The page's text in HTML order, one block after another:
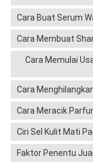
Cara Buat Serum
Cara Membuat
Cara Memulai
Cara
Cara Meracik
Ciri Sel Kulit Mati
Faktor Penentu